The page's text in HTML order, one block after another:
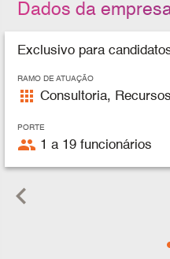
Dados da
Exclusivo para
RAMO DE ATUAÇÃO
apps Consultoria,
PORTE
people 1 a 19 funcionários
keyboard_arrow_left